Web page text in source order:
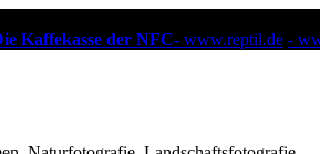
Kaffekasse der NFC- www.reptil.de -